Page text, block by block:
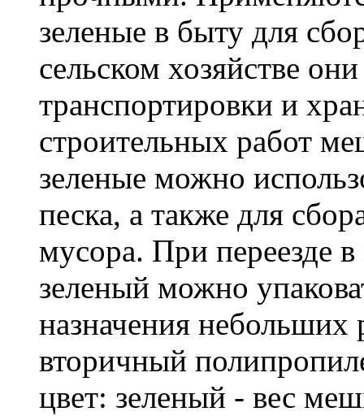
зеленые в быту для
сельском хозяйстве
транспортировки и
строительных работ
зеленые можно
песка, а также для
мусора. При переезде
зеленый можно
назначения небольших
вторичный
цвет: зеленый - вес